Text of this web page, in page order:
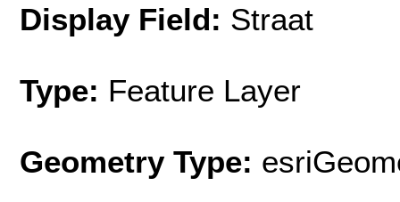
Display Field: Straat
Type: Feature Layer
Geometry Type: